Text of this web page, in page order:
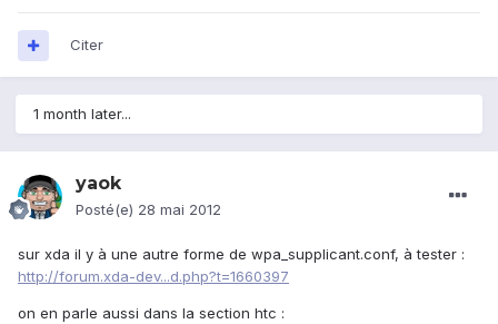
Citer
1 month later...
yaok
Posté(e) 28 mai 2012
sur xda il y à une autre forme de wpa_supplicant.conf, à tester :
http://forum.xda-dev...d.php?t=1660397
on en parle aussi dans la section htc :